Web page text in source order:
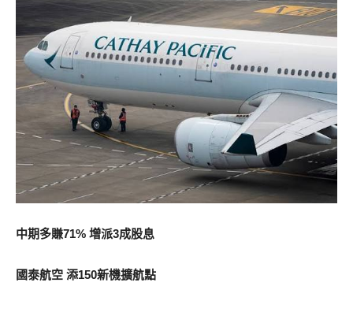
中期多賺71% 增派3成股息
國泰航空 添150新機擴航點